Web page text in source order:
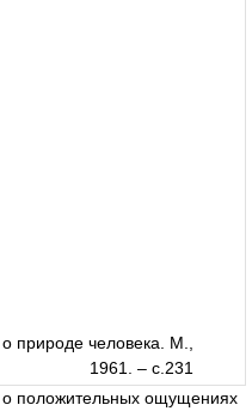
человека. М.,
1961. – с.231
положительных ощущениях